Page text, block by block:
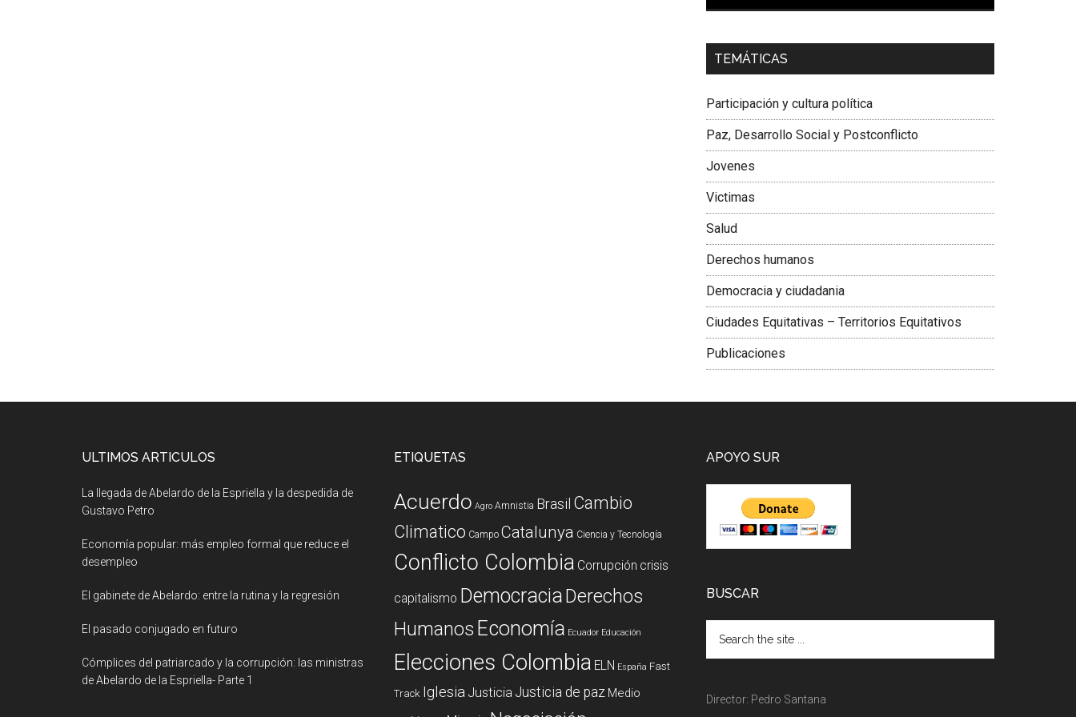
Dra. Carolina Corcho Mejía,
Latinoamericana Sur, Vicepresidenta Federación
TEMÁTICAS
Participación y cultura política
Paz, Desarrollo Social y Postconflicto
Jovenes
Victimas
Salud
Derechos humanos
Democracia y ciudadania
Ciudades Equitativas – Territorios Equitativos
Publicaciones
ULTIMOS ARTICULOS
La llegada de Abelardo de la Espriella y la despedida de
Gustavo Petro
Economía popular: más empleo formal que reduce el
desempleo
El gabinete de Abelardo: entre la rutina y la regresión
El pasado conjugado en futuro
Cómplices del patriarcado y la corrupción: las ministras
de Abelardo de la Espriella- Parte 1
ETIQUETAS
Acuerdo Agro Amnistia Brasil Cambio
Climatico Campo Catalunya Ciencia y Tecnología
Conflicto Colombia Corrupción crisis
capitalismo DemocraciaDerechos
Humanos Economía Ecuador Educación
Elecciones Colombia ELN España Fast
Track Iglesia Justicia Justicia de paz Medio
APOYO SUR
BUSCAR
Director: Pedro Santana